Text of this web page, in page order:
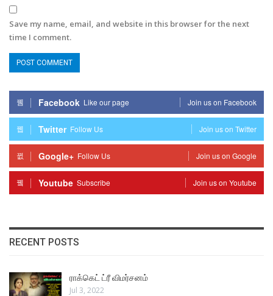
Save my name, email, and website in this browser for the next
time I comment.
Facebook Like our page Join us on Facebook
Twitter Follow Us Join us on Twitter
Google+ Follow Us Join us on Google
Youtube Subscribe Join us on Youtube
RECENT POSTS
ராக்கெட் ட்ரீ விமர்சனம்
Jul 3, 2022